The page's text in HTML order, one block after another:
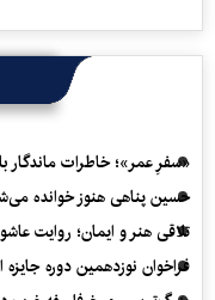
«سفرِ عمر»؛ خاطرات ماندگار
حسین پناهی هنوز خوانده
تلاقی هنر و ایمان؛ روایت
فراخوان نوزدهمین دوره